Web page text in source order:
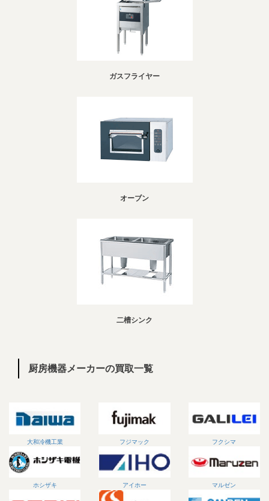
ガスフライヤー
オーブン
二槽シンク
厨房機器メーカーの買取一覧
大和冷機工業 フジマック フクシマ
ホシザキ アイホー マルゼン